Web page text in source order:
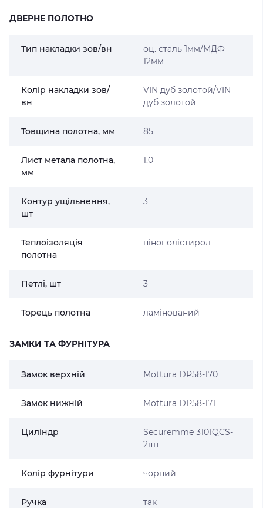
ДВЕРНЕ ПОЛОТНО
Тип накладки зов/вн
оц. сталь 1мм/МДФ
12мм
Колір накладки зов/
вн
VIN дуб золотой/VIN
дуб золотой
Товщина полотна, мм 85
Лист метала полотна,
мм
1.0
Контур ущільнення,
шт
3
Теплоізоляція
полотна
пінополістирол
Петлі, шт 3
Торець полотна ламінований
ЗАМКИ ТА ФУРНІТУРА
Замок верхній Mottura DP58-170
Замок нижній Mottura DP58-171
Циліндр
Securemme 3101QCS-
2шт
Колір фурнітури чорний
Ручка так